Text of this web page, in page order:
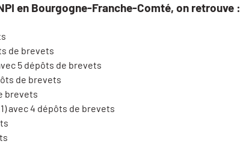
en Bourgogne-Franche-Comté, on retrouve :
de brevets
5 dépôts de brevets
de brevets
brevets
avec 4 dépôts de brevets